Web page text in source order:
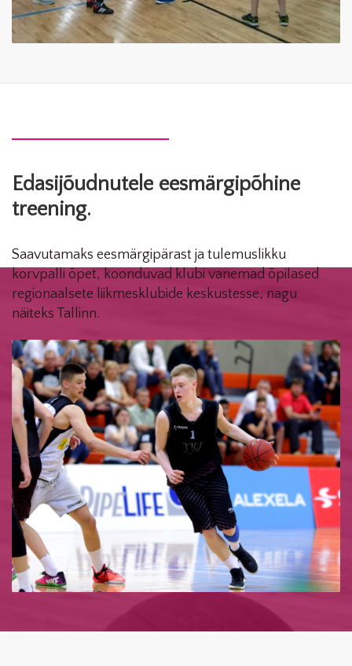
Edasijõudnutele eesmärgipõhine
treening.
Saavutamaks eesmärgipärast ja tulemuslikku
korvpalli õpet, koonduvad klubi vanemad õpilased
regionaalsete liikmesklubide keskustesse, nagu
näiteks Tallinn.